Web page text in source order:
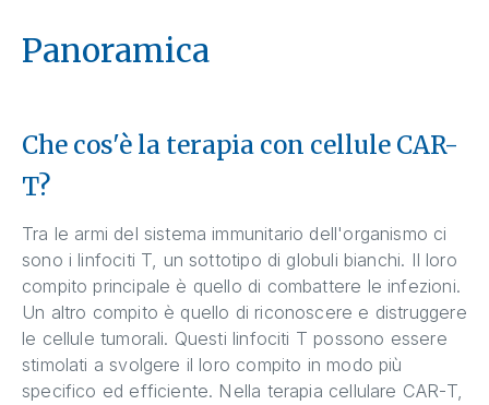
Panoramica
Che cos'è la terapia con cellule CAR-
T?
Tra le armi del sistema immunitario dell'organismo ci
sono i linfociti T, un sottotipo di globuli bianchi. Il loro
compito principale è quello di combattere le infezioni.
Un altro compito è quello di riconoscere e distruggere
le cellule tumorali. Questi linfociti T possono essere
stimolati a svolgere il loro compito in modo più
specifico ed efficiente. Nella terapia cellulare CAR-T,